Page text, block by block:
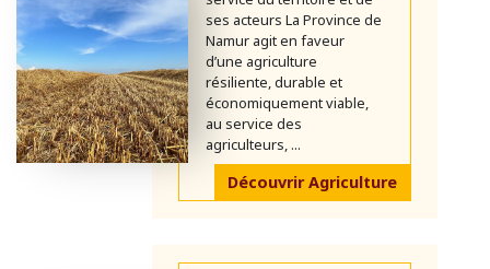
ses acteurs La Province de
Namur agit en faveur
d’une agriculture
résiliente, durable et
économiquement viable,
au service des
agriculteurs, ...
Découvrir Agriculture